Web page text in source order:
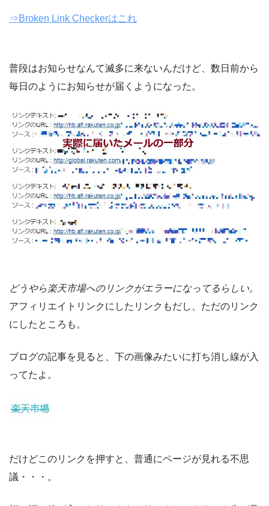
⇒Broken Link Checkerはこれ
普段はお知らせなんて滅多に来ないんだけど、数日前から
毎日のようにお知らせが届くようになった。
どうやら楽天市場へのリンクがエラーになってるらしい。
アフィリエイトリンクにしたリンクもだし、ただのリンク
にしたところも。
ブログの記事を見ると、下の画像みたいに打ち消し線が入
ってたよ。
だけどこのリンクを押すと、普通にページが見れる不思
議・・・。